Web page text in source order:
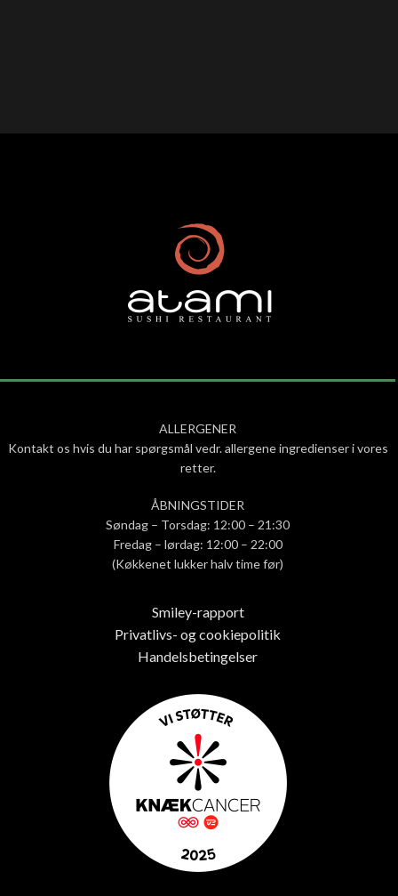
ALLERGENER
Kontakt os hvis du har spørgsmål vedr. allergene ingredienser i vores
retter.
ÅBNINGSTIDER
Søndag – Torsdag: 12:00 – 21:30
Fredag – lørdag: 12:00 – 22:00
(Køkkenet lukker halv time før)
Smiley-rapport
Privatlivs- og cookiepolitik
Handelsbetingelser